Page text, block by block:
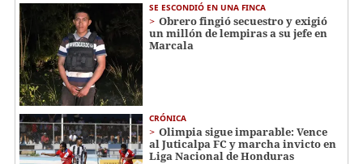
SE ESCONDIÓ EN UNA FINCA
Obrero fingió secuestro y exigió
un millón de lempiras a su jefe en
Marcala
CRÓNICA
Olimpia sigue imparable: Vence
al Juticalpa FC y marcha invicto en
Liga Nacional de Honduras